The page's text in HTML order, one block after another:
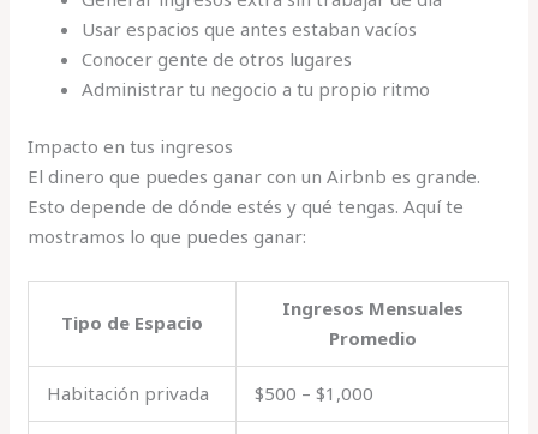
Usar espacios que antes estaban vacíos
Conocer gente de otros lugares
Administrar tu negocio a tu propio ritmo
Impacto en tus ingresos
El dinero que puedes ganar con un Airbnb es grande.
Esto depende de dónde estés y qué tengas. Aquí te
mostramos lo que puedes ganar:
Tipo de Espacio
Ingresos Mensuales
Promedio
Habitación privada $500 – $1,000